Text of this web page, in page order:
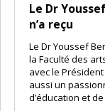
Le Dr
n’a reçu
Le Dr Youssef
la Faculté des
avec le
aussi un
d’éducation et